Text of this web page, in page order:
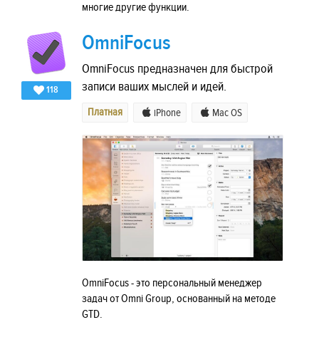
многие другие функции.
118
OmniFocus
OmniFocus предназначен для быстрой
записи ваших мыслей и идей.
Платная iPhone Mac OS
OmniFocus - это персональный менеджер
задач от Omni Group, основанный на методе
GTD.